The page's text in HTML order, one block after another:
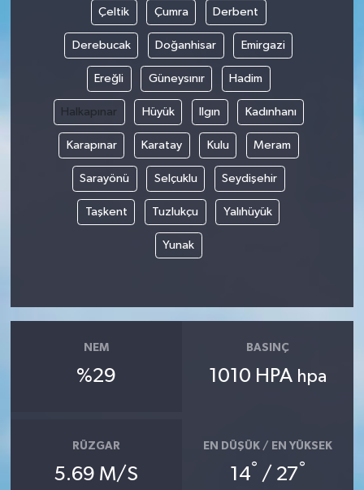
Çeltik Çumra Derbent
Derebucak Doğanhisar Emirgazi
Ereğli Güneysınır Hadim
Halkapınar Hüyük Ilgın Kadınhanı
Karapınar Karatay Kulu Meram
Sarayönü Selçuklu Seydişehir
Taşkent Tuzlukçu Yalıhüyük
Yunak
NEM
%29
BASINÇ
1010 HPA hpa
RÜZGAR
5.69 M/S
EN DÜŞÜK / EN YÜKSEK
14° / 27°